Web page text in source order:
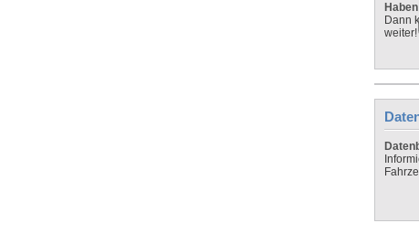
Dann
weiter!